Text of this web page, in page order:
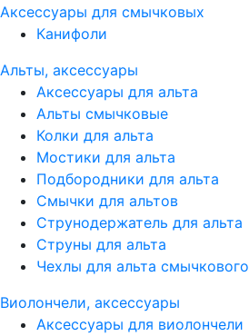
Аксессуары для смычковых
Канифоли
Альты, аксессуары
Аксессуары для альта
Альты смычковые
Колки для альта
Мостики для альта
Подбородники для альта
Смычки для альтов
Струнодержатель для альта
Струны для альта
Чехлы для альта смычкового
Виолончели, аксессуары
Аксессуары для виолончели